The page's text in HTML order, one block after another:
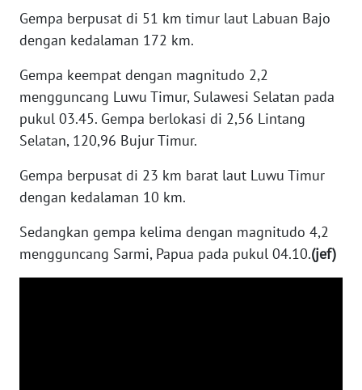
Gempa berpusat di 51 km timur laut Labuan Bajo
dengan kedalaman 172 km.
Gempa keempat dengan magnitudo 2,2
mengguncang Luwu Timur, Sulawesi Selatan pada
pukul 03.45. Gempa berlokasi di 2,56 Lintang
Selatan, 120,96 Bujur Timur.
Gempa berpusat di 23 km barat laut Luwu Timur
dengan kedalaman 10 km.
Sedangkan gempa kelima dengan magnitudo 4,2
mengguncang Sarmi, Papua pada pukul 04.10.(jef)
PAPUA
WN
RIAU
WN
SERAMBI
WN
WN